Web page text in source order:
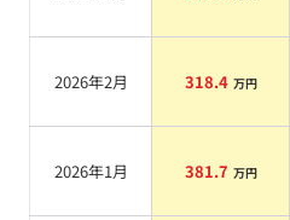
2026年2月 318.4 万円
2026年1月 381.7 万円